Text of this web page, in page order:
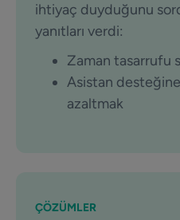
ihtiyaç duyduğunu
yanıtları verdi:
Zaman tasarrufu
Asistan
azaltmak
ÇÖZÜMLER